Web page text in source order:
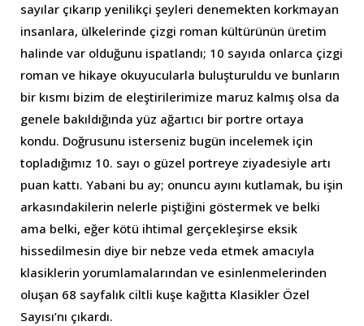
sayılar çıkarıp yenilikçi şeyleri denemekten korkmayan
insanlara, ülkelerinde çizgi roman kültürünün üretim
halinde var olduğunu ispatlandı; 10 sayıda onlarca çizgi
roman ve hikaye okuyucularla buluşturuldu ve bunların
bir kısmı bizim de eleştirilerimize maruz kalmış olsa da
genele bakıldığında yüz ağartıcı bir portre ortaya
kondu. Doğrusunu isterseniz bugün incelemek için
topladığımız 10. sayı o güzel portreye ziyadesiyle artı
puan kattı. Yabani bu ay; onuncu ayını kutlamak, bu işin
arkasındakilerin nelerle piştiğini göstermek ve belki
ama belki, eğer kötü ihtimal gerçekleşirse eksik
hissedilmesin diye bir nebze veda etmek amacıyla
klasiklerin yorumlamalarından ve esinlenmelerinden
oluşan 68 sayfalık ciltli kuşe kağıtta Klasikler Özel
Sayısı’nı çıkardı.